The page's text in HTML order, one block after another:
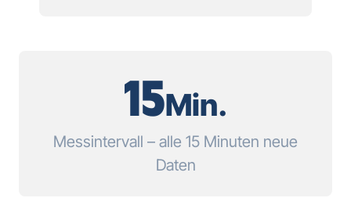
15Min.
Messintervall – alle 15 Minuten neue
Daten